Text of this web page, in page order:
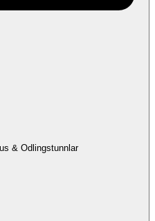
Stäng Växthus & Odlingstunnlar